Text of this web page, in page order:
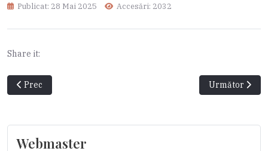
Publicat: 28 Mai 2025
Accesări: 2032
Share it:
Articol precedent: Dezbatere publică
Prec Articolul
Următor
Webmaster